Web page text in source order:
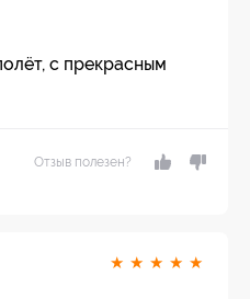
с прекрасным
Отзыв полезен?
★ ★ ★ ★ ★